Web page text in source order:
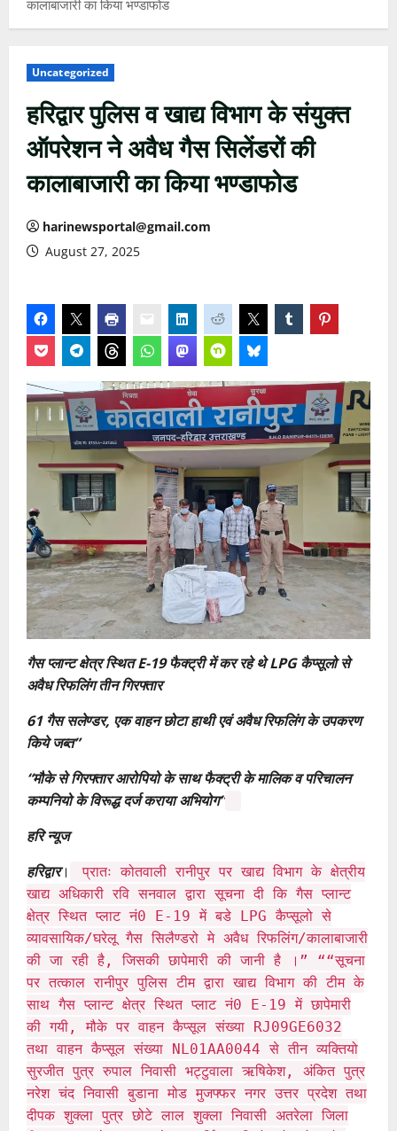
कालाबाजारी का किया भण्डाफोड
Uncategorized
हरिद्वार पुलिस व खाद्य विभाग के संयुक्त
ऑपरेशन ने अवैध गैस सिलेंडरों की
कालाबाजारी का किया भण्डाफोड
harinewsportal@gmail.com
August 27, 2025
गैस प्लान्ट क्षेत्र स्थित E-19 फैक्ट्री में कर रहे थे LPG कैप्सूलो से
अवैध रिफलिंग तीन गिरफ्तार
61 गैस सलेण्डर, एक वाहन छोटा हाथी एवं अवैध रिफलिंग के उपकरण
किये जब्त”
“मौके से गिरफ्तार आरोपियो के साथ फैक्ट्री के मालिक व परिचालन
कम्पनियो के विरूद्ध दर्ज कराया अभियोग”
हरि न्यूज
हरिद्वार।
प्रातः कोतवाली रानीपुर पर खाद्य विभाग के क्षेत्रीय
खाद्य अधिकारी रवि सनवाल द्वारा सूचना दी कि गैस प्लान्ट
क्षेत्र स्थित प्लाट नं0 E-19 में बडे LPG कैप्सूलो से
व्यावसायिक/घरेलू गैस सिलैण्डरो मे अवैध रिफलिंग/कालाबाजारी
की जा रही है, जिसकी छापेमारी की जानी है ।” ““सूचना
पर तत्काल रानीपुर पुलिस टीम द्वारा खाद्य विभाग की टीम के
साथ गैस प्लान्ट क्षेत्र स्थित प्लाट नं0 E-19 में छापेमारी
की गयी, मौके पर वाहन कैप्सूल संख्या RJ09GE6032
तथा वाहन कैप्सूल संख्या NL01AA0044 से तीन व्यक्तियो
सुरजीत पुत्र रुपाल निवासी भट्टुवाला ऋषिकेश, अंकित पुत्र
नरेश चंद निवासी बुडाना मोड मुजफ्फर नगर उत्तर प्रदेश तथा
दीपक शुक्ला पुत्र छोटे लाल शुक्ला निवासी अतरेला जिला